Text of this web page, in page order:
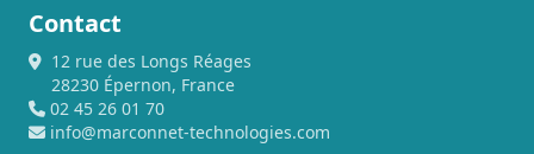
Contact
12 rue des Longs Réages
28230 Épernon, France
02 45 26 01 70
info@marconnet-technologies.com